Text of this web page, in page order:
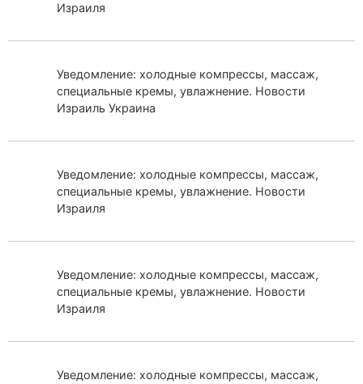
Израиля
Уведомление: холодные компрессы, массаж,
специальные кремы, увлажнение. Новости
Израиль Украина
Уведомление: холодные компрессы, массаж,
специальные кремы, увлажнение. Новости
Израиля
Уведомление: холодные компрессы, массаж,
специальные кремы, увлажнение. Новости
Израиля
Уведомление: холодные компрессы, массаж,